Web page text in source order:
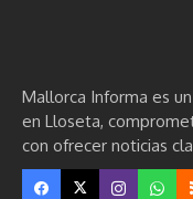
Mallorca Informa es
en Lloseta,
con ofrecer noticias